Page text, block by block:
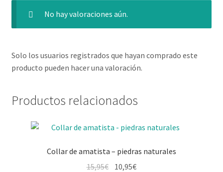
No hay valoraciones aún.
Solo los usuarios registrados que hayan comprado este
producto pueden hacer una valoración.
Productos relacionados
Collar de amatista – piedras naturales
15,95€ 10,95€